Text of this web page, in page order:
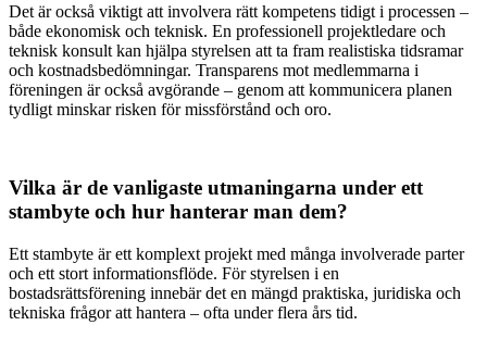
Det är också viktigt att involvera rätt kompetens tidigt i processen –
både ekonomisk och teknisk. En professionell projektledare och
teknisk konsult kan hjälpa styrelsen att ta fram realistiska tidsramar
och kostnadsbedömningar. Transparens mot medlemmarna i
föreningen är också avgörande – genom att kommunicera planen
tydligt minskar risken för missförstånd och oro.
Vilka är de vanligaste utmaningarna under ett
stambyte och hur hanterar man dem?
Ett stambyte är ett komplext projekt med många involverade parter
och ett stort informationsflöde. För styrelsen i en
bostadsrättsförening innebär det en mängd praktiska, juridiska och
tekniska frågor att hantera – ofta under flera års tid.